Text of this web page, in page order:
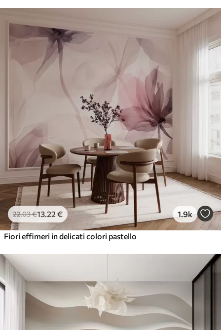
22.03€13 .22 € 1.9k
Fiori effimeri in delicati colori pastello